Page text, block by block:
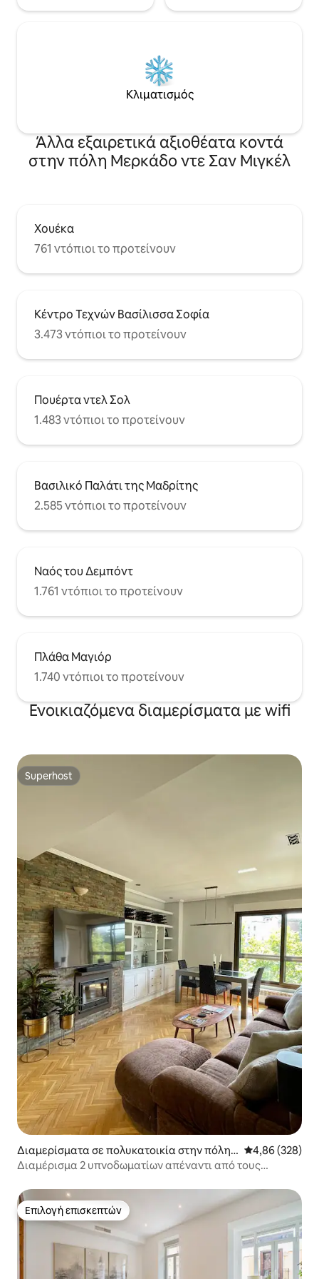
Κλιματισμός
Άλλα εξαιρετικά αξιοθέατα κοντά
στην πόλη Μερκάδο ντε Σαν Μιγκέλ
Χουέκα
761 ντόπιοι το προτείνουν
Κέντρο Τεχνών Βασίλισσα Σοφία
3.473 ντόπιοι το προτείνουν
Πουέρτα ντελ Σολ
1.483 ντόπιοι το προτείνουν
Βασιλικό Παλάτι της Μαδρίτης
2.585 ντόπιοι το προτείνουν
Ναός του Δεμπόντ
1.761 ντόπιοι το προτείνουν
Πλάθα Μαγιόρ
1.740 ντόπιοι το προτείνουν
Ενοικιαζόμενα διαμερίσματα με wifi
Superhost
Superhost
Διαμερίσματα σε πολυκατοικία στην πόλη
Μαδρίτη
Μέση
4,86 (328)
Διαμέρισμα 2 υπνοδωματίων απέναντι από τους
Επιλογή επισκεπτών
Επιλογή επισκεπτών